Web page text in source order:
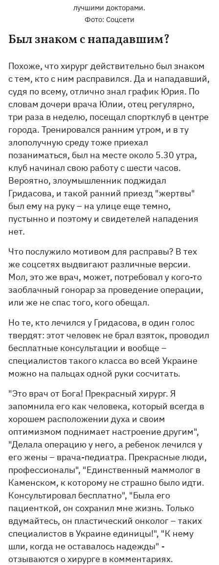
лучшими докторами.
Фото: Соцсети
Был знаком с нападавшим?
Похоже, что хирург действительно был знаком
с тем, кто с ним расправился. Да и нападавший,
судя по всему, отлично знал график Юрия. По
словам дочери врача Юлии, отец регулярно,
три раза в неделю, посещал спортклуб в центре
города. Тренировался ранним утром, и в ту
злополучную среду тоже приехал
позаниматься, был на месте около 5.30 утра,
клуб начинал свою работу с шести часов.
Вероятно, злоумышленник поджидал
Гридасова, и такой ранний приезд "жертвы"
был ему на руку – на улице еще темно,
пустынно и поэтому и свидетелей нападения
нет.
Что послужило мотивом для расправы? В тех
же соцсетях выдвигают различные версии.
Мол, это же врач, может, потребовал у кого-то
заоблачный гонорар за проведение операции,
или же не спас того, кого обещал.
Но те, кто лечился у Гридасова, в один голос
твердят: этот человек не брал взяток, проводил
бесплатные консультации и вообще –
специалистов такого класса во всей Украине
можно на пальцах одной руки сосчитать.
"Это врач от Бога! Прекрасный хирург. Я
запомнила его как человека, который всегда в
хорошем расположении духа и своим
оптимизмом поднимает настроение другим",
"Делала операцию у него, а ребенок лечился у
его жены – врача-педиатра. Прекрасные люди,
профессионалы", "Единственный маммолог в
Каменском, к которому не страшно было идти.
Консультировал бесплатно", "Была его
пациенткой, он сохранил мне жизнь. Только
вдумайтесь, он пластический онколог – таких
специалистов в Украине единицы!", "К нему
шли, когда не оставалось надежды" -
отзываются о хирурге в комментариях.